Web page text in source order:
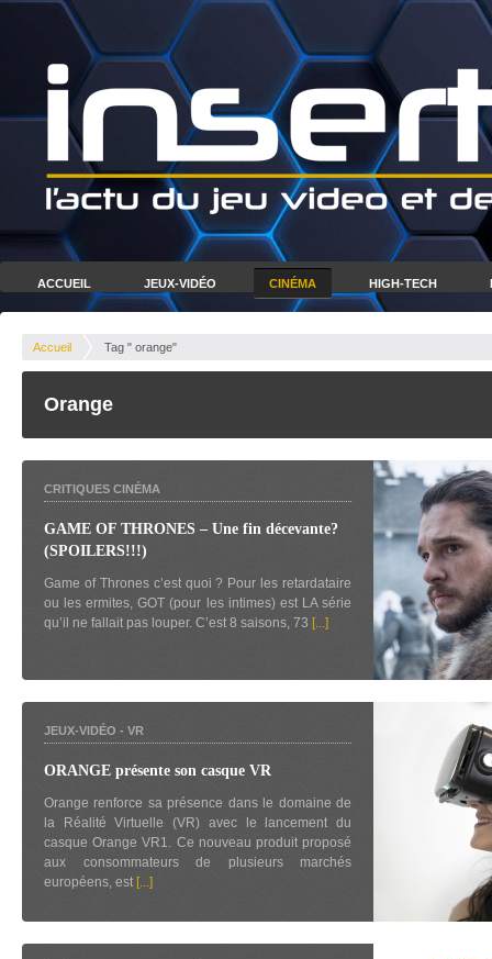
ACCUEIL JEUX-VIDÉO CINÉMA HIGH-TECH
Accueil Tag " orange"
Orange
CRITIQUES CINÉMA
GAME OF THRONES – Une fin décevante?
(SPOILERS!!!)
Game of Thrones c’est quoi ? Pour les retardataire
ou les ermites, GOT (pour les intimes) est LA série
qu’il ne fallait pas louper. C’est 8 saisons, 73 [...]
JEUX-VIDÉO - VR
ORANGE présente son casque VR
Orange renforce sa présence dans le domaine de
la Réalité Virtuelle (VR) avec le lancement du
casque Orange VR1. Ce nouveau produit proposé
aux consommateurs de plusieurs marchés
européens, est [...]